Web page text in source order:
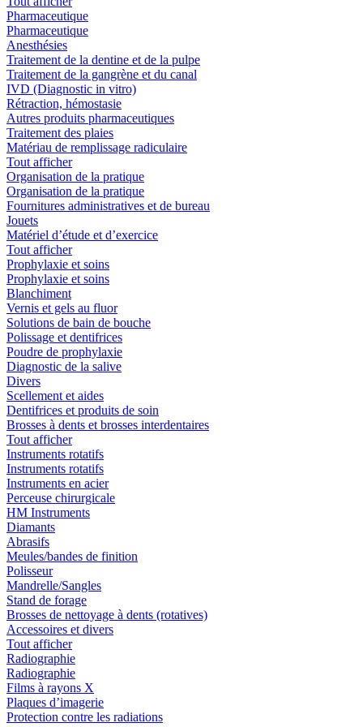
Pharmaceutique
Pharmaceutique
Anesthésies
Traitement de la dentine et de la pulpe
Traitement de la gangrène et du canal
IVD (Diagnostic in vitro)
Rétraction, hémostasie
Autres produits pharmaceutiques
Traitement des plaies
Matériau de remplissage radiculaire
Tout afficher
Organisation de la pratique
Organisation de la pratique
Fournitures administratives et de bureau
Jouets
Matériel d’étude et d’exercice
Tout afficher
Prophylaxie et soins
Prophylaxie et soins
Blanchiment
Vernis et gels au fluor
Solutions de bain de bouche
Polissage et dentifrices
Poudre de prophylaxie
Diagnostic de la salive
Divers
Scellement et aides
Dentifrices et produits de soin
Brosses à dents et brosses interdentaires
Tout afficher
Instruments rotatifs
Instruments rotatifs
Instruments en acier
Perceuse chirurgicale
HM Instruments
Diamants
Abrasifs
Meules/bandes de finition
Polisseur
Mandrelle/Sangles
Stand de forage
Brosses de nettoyage à dents (rotatives)
Accessoires et divers
Tout afficher
Radiographie
Radiographie
Films à rayons X
Plaques d’imagerie
Protection contre les radiations